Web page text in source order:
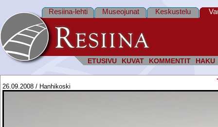
ETUSIVU KUVAT KOMMENTIT HAKU
Resiina-lehti Museojunat Keskustelu
26.09.2008 / Hanhikoski